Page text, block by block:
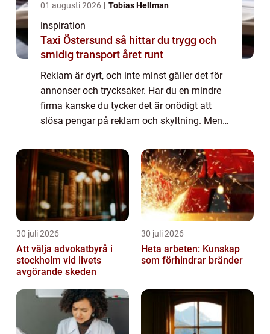
01 augusti 2026 Tobias Hellman
inspiration
Taxi Östersund så hittar du trygg och
smidig transport året runt
Reklam är dyrt, och inte minst gäller det för
annonser och trycksaker. Har du en mindre
firma kanske du tycker det är onödigt att
slösa pengar på reklam och skyltning. Men
jobbigt, när det finns lätta, smidiga oc...
30 juli 2026
Att välja advokatbyrå i
stockholm vid livets
avgörande skeden
30 juli 2026
Heta arbeten: Kunskap
som förhindrar bränder